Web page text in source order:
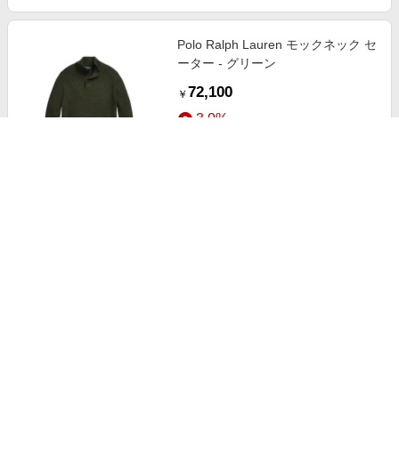
Polo Ralph Lauren モックネック セ
ーター - グリーン
￥ 72,100
3.0%